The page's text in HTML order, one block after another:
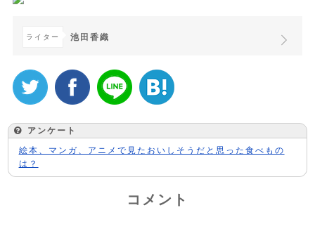
ライター 池田香織
アンケート
絵本、マンガ、アニメで見たおいしそうだと思った食べもの
は？
コメント